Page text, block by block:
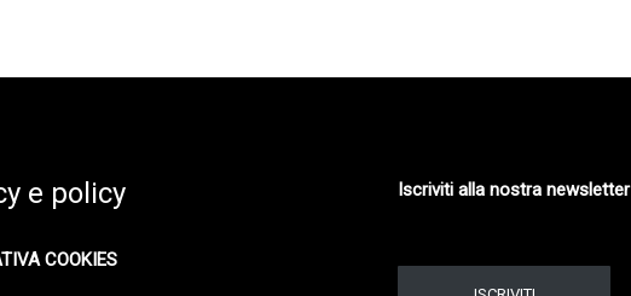
e policy
COOKIES
Iscriviti alla nostra newsletter